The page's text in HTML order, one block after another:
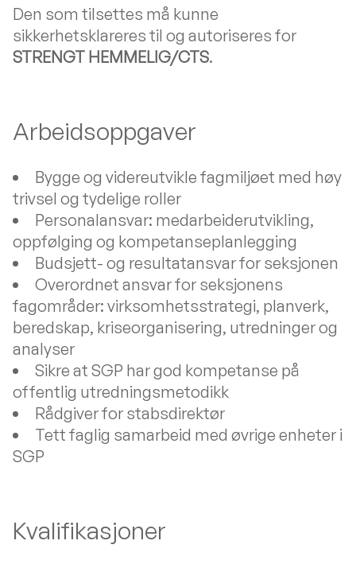
Den som tilsettes må kunne
sikkerhetsklareres til og autoriseres for
STRENGT HEMMELIG/CTS.
Arbeidsoppgaver
Bygge og videreutvikle fagmiljøet med høy
trivsel og tydelige roller
Personalansvar: medarbeiderutvikling,
oppfølging og kompetanseplanlegging
Budsjett- og resultatansvar for seksjonen
Overordnet ansvar for seksjonens
fagområder: virksomhetsstrategi, planverk,
beredskap, kriseorganisering, utredninger og
analyser
Sikre at SGP har god kompetanse på
offentlig utredningsmetodikk
Rådgiver for stabsdirektør
Tett faglig samarbeid med øvrige enheter i
SGP
Kvalifikasjoner